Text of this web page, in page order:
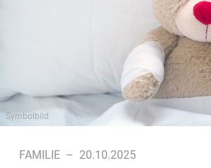
Symbolbild
FAMILIE – 20.10.2025